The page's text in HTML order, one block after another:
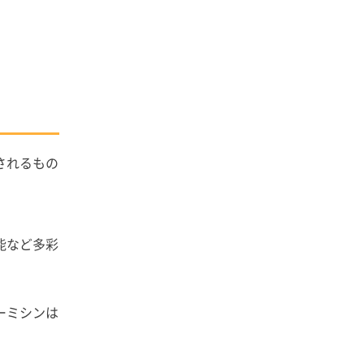
れるもの
など多彩
ミシンは